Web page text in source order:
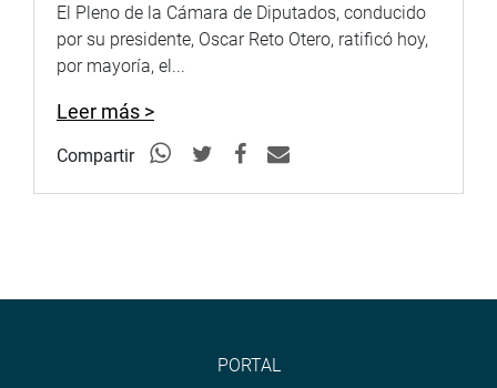
El Pleno de la Cámara de Diputados, conducido
por su presidente, Oscar Reto Otero, ratificó hoy,
por mayoría, el...
Leer más >
Compartir
PORTAL